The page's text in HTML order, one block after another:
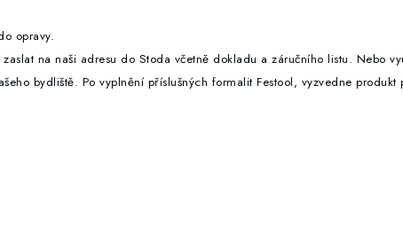
opravy.
zaslat na naši adresu do Stoda včetně dokladu a záručního listu. Nebo
bydliště. Po vyplnění příslušných formalit Festool, vyzvedne produkt